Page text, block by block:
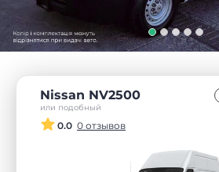
Nissan NV2500
или подобный
0.0 0 отзывов